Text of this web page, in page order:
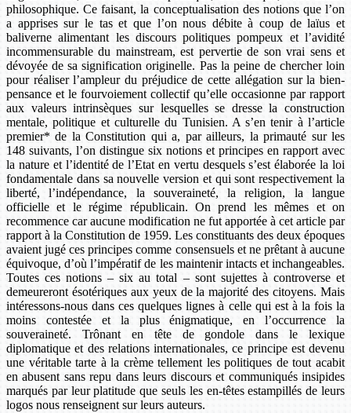
philosophique. Ce faisant, la conceptualisation des notions que l’on
a apprises sur le tas et que l’on nous débite à coup de laïus et
baliverne alimentant les discours politiques pompeux et l’avidité
incommensurable du mainstream, est pervertie de son vrai sens et
dévoyée de sa signification originelle. Pas la peine de chercher loin
pour réaliser l’ampleur du préjudice de cette allégation sur la bien-
pensance et le fourvoiement collectif qu’elle occasionne par rapport
aux valeurs intrinsèques sur lesquelles se dresse la construction
mentale, politique et culturelle du Tunisien. A s’en tenir à l’article
premier* de la Constitution qui a, par ailleurs, la primauté sur les
148 suivants, l’on distingue six notions et principes en rapport avec
la nature et l’identité de l’Etat en vertu desquels s’est élaborée la loi
fondamentale dans sa nouvelle version et qui sont respectivement la
liberté, l’indépendance, la souveraineté, la religion, la langue
officielle et le régime républicain. On prend les mêmes et on
recommence car aucune modification ne fut apportée à cet article par
rapport à la Constitution de 1959. Les constituants des deux époques
avaient jugé ces principes comme consensuels et ne prêtant à aucune
équivoque, d’où l’impératif de les maintenir intacts et inchangeables.
Toutes ces notions – six au total – sont sujettes à controverse et
demeureront ésotériques aux yeux de la majorité des citoyens. Mais
intéressons-nous dans ces quelques lignes à celle qui est à la fois la
moins contestée et la plus énigmatique, en l’occurrence la
souveraineté. Trônant en tête de gondole dans le lexique
diplomatique et des relations internationales, ce principe est devenu
une véritable tarte à la crème tellement les politiques de tout acabit
en abusent sans repu dans leurs discours et communiqués insipides
marqués par leur platitude que seuls les en-têtes estampillés de leurs
logos nous renseignent sur leurs auteurs.